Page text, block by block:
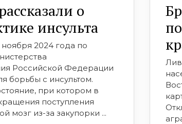
о
инсульта
2024 года по
Российской Федерации
борьбы с инсультом.
при котором в
поступления
мозг из-за закупорки ...